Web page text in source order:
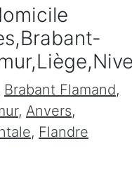
Brabant Flamand,
, Anvers,
, Flandre